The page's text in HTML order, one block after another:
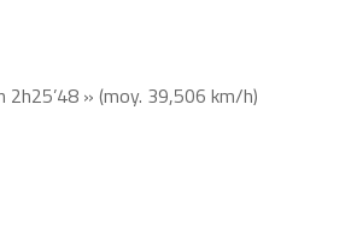
2h25’48 » (moy. 39,506 km/h)